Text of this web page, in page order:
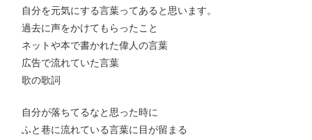
自分を元気にする言葉ってあると思います。
過去に声をかけてもらったこと
ネットや本で書かれた偉人の言葉
広告で流れていた言葉
歌の歌詞
自分が落ちてるなと思った時に
ふと巷に流れている言葉に目が留まる